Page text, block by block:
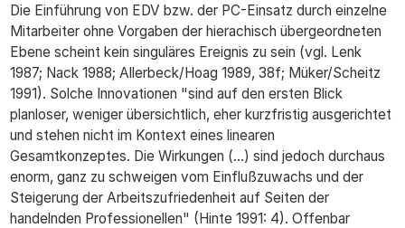
Die Einführung von EDV bzw. der PC-Einsatz durch einzelne
Mitarbeiter ohne Vorgaben der hierachisch übergeordneten
Ebene scheint kein singuläres Ereignis zu sein (vgl. Lenk
1987; Nack 1988; Allerbeck/Hoag 1989, 38f; Müker/Scheitz
1991). Solche Innovationen "sind auf den ersten Blick
planloser, weniger übersichtlich, eher kurzfristig ausgerichtet
und stehen nicht im Kontext eines linearen
Gesamtkonzeptes. Die Wirkungen (...) sind jedoch durchaus
enorm, ganz zu schweigen vom Einflußzuwachs und der
Steigerung der Arbeitszufriedenheit auf Seiten der
handelnden Professionellen" (Hinte 1991: 4). Offenbar